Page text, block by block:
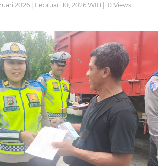
2026 | Februari 10, 2026 WIB | 0 Views